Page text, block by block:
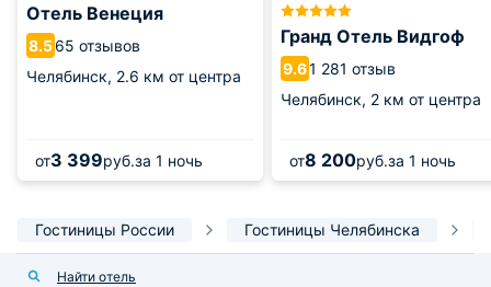
Отель Венеция
8.565 отзывов
Челябинск, 2.6 км от центра
от3 399руб.за 1 ночь
Гранд Отель Видгоф
9.61 281 отзыв
Челябинск, 2 км от центра
от8 200руб.за 1 ночь
Гостиницы России Гостиницы Челябинска
Найти отель